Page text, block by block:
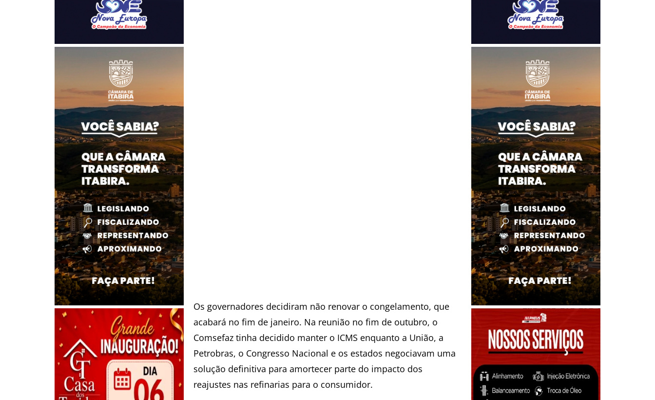
Os governadores decidiram não renovar o congelamento, que
acabará no fim de janeiro. Na reunião no fim de outubro, o
Comsefaz tinha decidido manter o ICMS enquanto a União, a
Petrobras, o Congresso Nacional e os estados negociavam uma
solução definitiva para amortecer parte do impacto dos
reajustes nas refinarias para o consumidor.